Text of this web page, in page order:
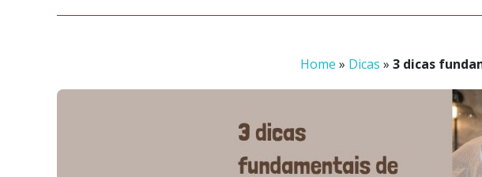
Home » Dicas » 3 dicas